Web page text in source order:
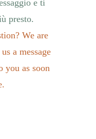
e ti
presto.
We are
a message
you as soon